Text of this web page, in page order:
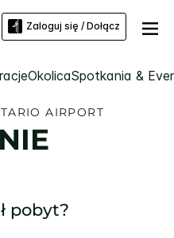
Zaloguj się / Dołącz
OkolicaSpotkania &
AIRPORT
pobyt?